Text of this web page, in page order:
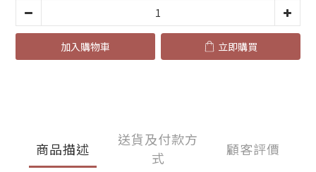
加入購物車 立即購買
商品描述
送貨及付款方
式
顧客評價